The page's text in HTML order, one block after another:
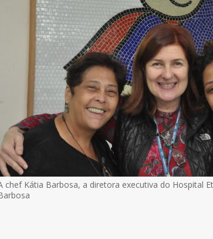
chef Kátia Barbosa, a diretora executiva do Hospital